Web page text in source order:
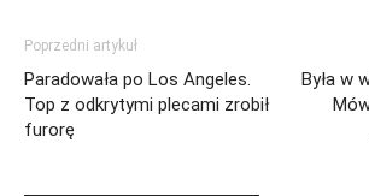
Poprzedni artykuł
Paradowała po Los Angeles.
Top z odkrytymi plecami zrobił
furorę
Była w